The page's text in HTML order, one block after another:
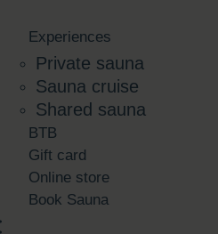
Experiences
Private sauna
Sauna cruise
Shared sauna
BTB
Gift card
Online store
Book Sauna